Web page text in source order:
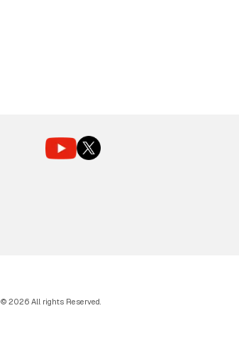
© 2026 All rights Reserved.